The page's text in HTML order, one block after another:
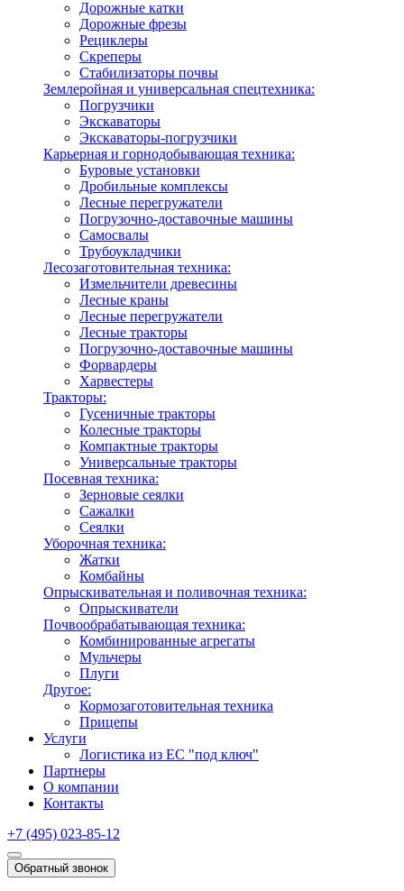
Дорожные катки
Дорожные фрезы
Рециклеры
Скреперы
Стабилизаторы почвы
Землеройная и универсальная спецтехника:
Погрузчики
Экскаваторы
Экскаваторы-погрузчики
Карьерная и горнодобывающая техника:
Буровые установки
Дробильные комплексы
Лесные перегружатели
Погрузочно-доставочные машины
Самосвалы
Трубоукладчики
Лесозаготовительная техника:
Измельчители древесины
Лесные краны
Лесные перегружатели
Лесные тракторы
Погрузочно-доставочные машины
Форвардеры
Харвестеры
Тракторы:
Гусеничные тракторы
Колесные тракторы
Компактные тракторы
Универсальные тракторы
Посевная техника:
Зерновые сеялки
Сажалки
Сеялки
Уборочная техника:
Жатки
Комбайны
Опрыскивательная и поливочная техника:
Опрыскиватели
Почвообрабатывающая техника:
Комбинированные агрегаты
Мульчеры
Плуги
Другое:
Кормозаготовительная техника
Прицепы
Услуги
Логистика из ЕС "под ключ"
Партнеры
О компании
Контакты
+7 (495) 023-85-12
Обратный звонок